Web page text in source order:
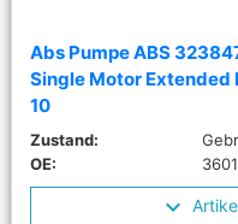
Abs Pumpe ABS
Single Motor Extended
10
Zustand:
OE: